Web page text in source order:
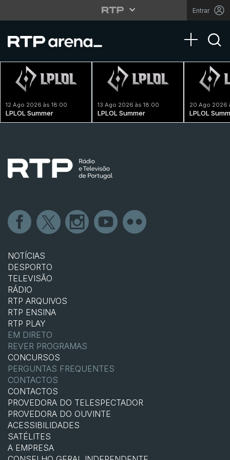
Entrar
Toggle
12 Ago 2026 às 18:00
LPLOL Summer
13 Ago 2026 às 18:00
LPLOL Summer
20 Ago 2026
LPLOL
NOTÍCIAS
DESPORTO
TELEVISÃO
RÁDIO
RTP ARQUIVOS
RTP ENSINA
RTP PLAY
EM DIRETO
REVER PROGRAMAS
CONCURSOS
PERGUNTAS FREQUENTES
CONTACTOS
CONTACTOS
PROVEDORA DO TELESPECTADOR
PROVEDORA DO OUVINTE
ACESSIBILIDADES
SATÉLITES
A EMPRESA